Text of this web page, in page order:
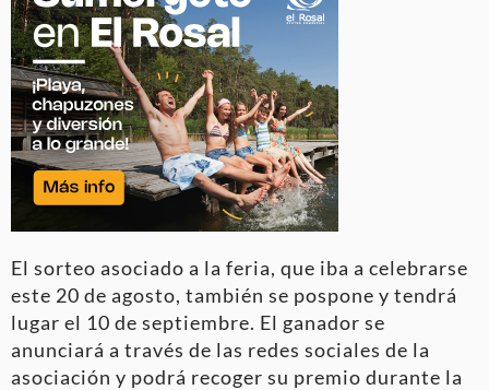
El sorteo asociado a la feria, que iba a celebrarse
este 20 de agosto, también se pospone y tendrá
lugar el 10 de septiembre. El ganador se
anunciará a través de las redes sociales de la
asociación y podrá recoger su premio durante la